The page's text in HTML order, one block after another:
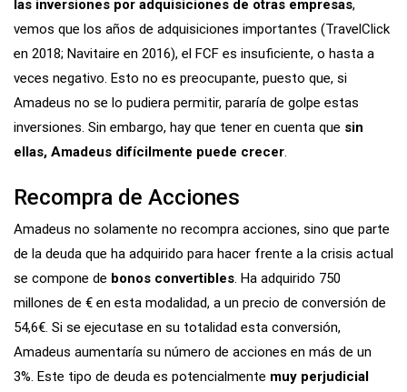
las inversiones por adquisiciones de otras empresas,
vemos que los años de adquisiciones importantes (TravelClick
en 2018; Navitaire en 2016), el FCF es insuficiente, o hasta a
veces negativo. Esto no es preocupante, puesto que, si
Amadeus no se lo pudiera permitir, pararía de golpe estas
inversiones. Sin embargo, hay que tener en cuenta que sin
ellas, Amadeus difícilmente puede crecer
Recompra de Acciones
Amadeus no solamente no recompra acciones, sino que parte
de la deuda que ha adquirido para hacer frente a la crisis actual
se compone de bonos convertibles. Ha adquirido 750
millones de € en esta modalidad, a un precio de conversión de
54,6€. Si se ejecutase en su totalidad esta conversión,
Amadeus aumentaría su número de acciones en más de un
3%. Este tipo de deuda es potencialmente muy perjudicial